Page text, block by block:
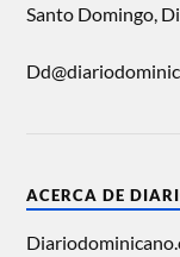
Santo Domingo,
ACERCA DE